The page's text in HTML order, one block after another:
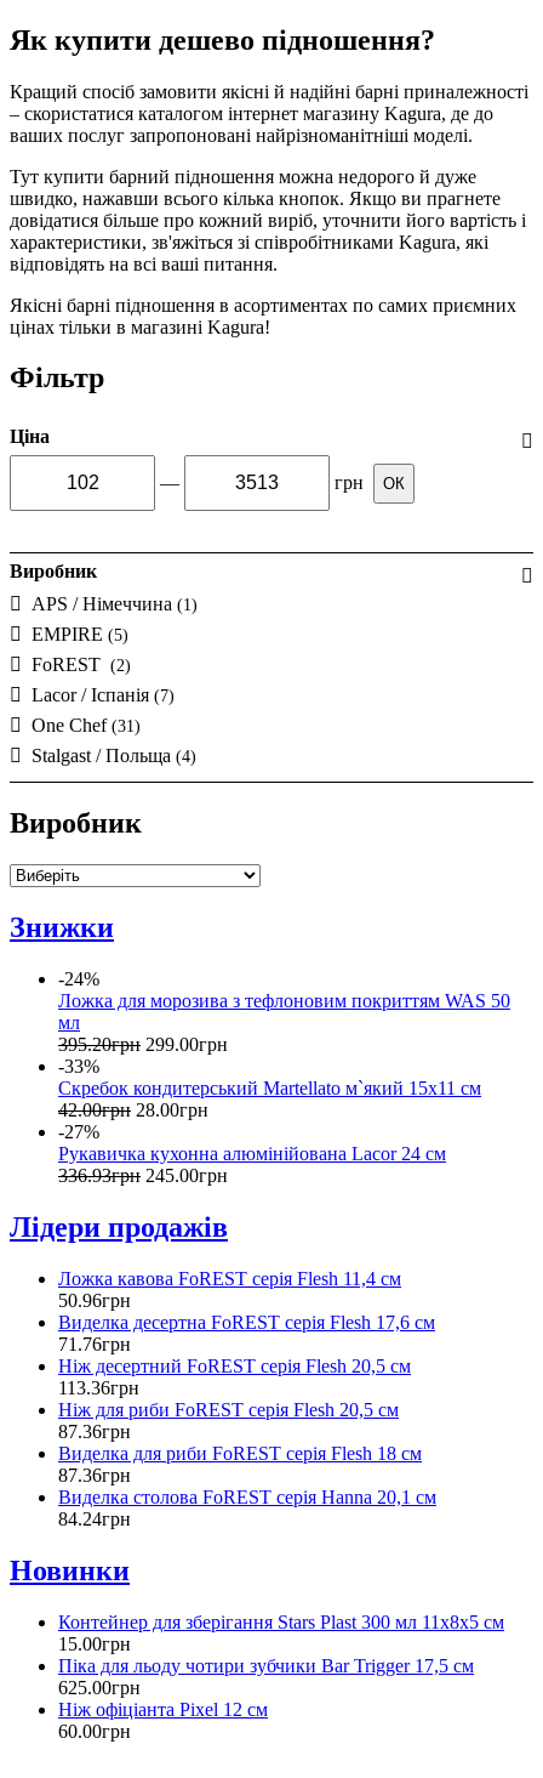
Як купити дешево підношення?
Кращий спосіб замовити якісні й надійні барні приналежності
– скористатися каталогом інтернет магазину Kagura, де до
ваших послуг запропоновані найрізноманітніші моделі.
Тут купити барний підношення можна недорого й дуже
швидко, нажавши всього кілька кнопок. Якщо ви прагнете
довідатися більше про кожний виріб, уточнити його вартість і
характеристики, зв'яжіться зі співробітниками Kagura, які
відповідять на всі ваші питання.
Якісні барні підношення в асортиментах по самих приємних
цінах тільки в магазині Kagura!
Фільтр
Ціна
— грн ОК
Виробник
APS / Німеччина (1)
EMPIRE (5)
FoREST (2)
Lacor / Іспанія (7)
One Chef (31)
Stalgast / Польща (4)
Виробник
Знижки
-24%
Ложка для морозива з тефлоновим покриттям WAS 50
мл
395.20грн 299.00грн
-33%
Скребок кондитерський Martellato м`який 15x11 см
42.00грн 28.00грн
-27%
Рукавичка кухонна алюмінійована Lacor 24 см
336.93грн 245.00грн
Лідери продажів
Ложка кавова FoREST серія Flesh 11,4 см
50.96грн
Виделка десертна FoREST серія Flesh 17,6 см
71 .76грн
Ніж десертний FoREST серія Flesh 20,5 см
113.36грн
Ніж для риби FoREST серія Flesh 20,5 см
87.36грн
Виделка для риби FoREST серія Flesh 18 см
87.36грн
Виделка столова FoREST серія Hanna 20,1 см
84.24грн
Новинки
Контейнер для зберігання Stars Plast 300 мл 11х8х5 см
15.00грн
Піка для льоду чотири зубчики Bar Trigger 17,5 см
625.00грн
Ніж офіціанта Pixel 12 см
60.00грн